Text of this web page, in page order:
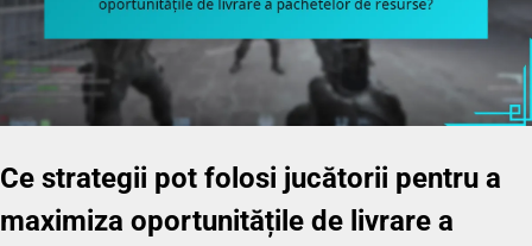
Ce strategii pot folosi jucătorii pentru a
maximiza oportunitățile de livrare a